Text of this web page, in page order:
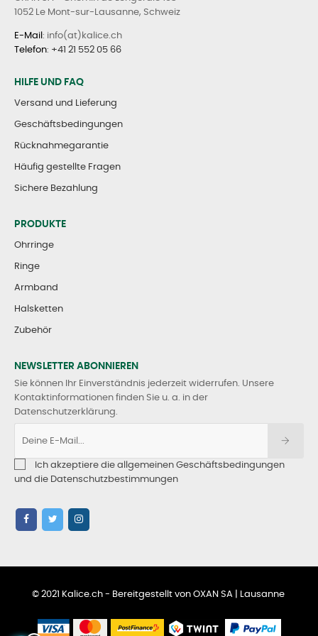
1052 Le Mont-sur-Lausanne, Schweiz
E-Mail : info(at)kalice.ch
Telefon: +41 21 552 05 66
HILFE UND FAQ
Versand und Lieferung
Geschäftsbedingungen
Rücknahmegarantie
Häufig gestellte Fragen
Sichere Bezahlung
PRODUKTE
Ohrringe
Ringe
Armband
Halsketten
Zubehör
NEWSLETTER ABONNIEREN
Sie können Ihr Einverständnis jederzeit widerrufen. Unsere
Kontaktinformationen finden Sie u. a. in der
Datenschutzerklärung.
Ich akzeptiere die allgemeinen Geschäftsbedingungen
und die Datenschutzbestimmungen
© 2021 Kalice.ch - Bereitgestellt von OXAN SA | Lausanne